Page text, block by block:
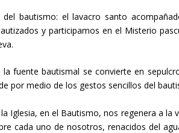
bautismo: el lavacro santo
y participamos en el Misterio
fuente bautismal se convierte en
por medio de los gestos sencillos del
Iglesia, en el Bautismo, nos regenera a la
cada uno de nosotros, renacidos del